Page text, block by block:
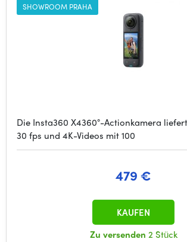
SHOWROOM PRAHA
Die Insta360 X4360°-Actionkamera
30 fps und 4K-Videos mit 100
479 €
Zu versenden 2 Stück
KAUFEN